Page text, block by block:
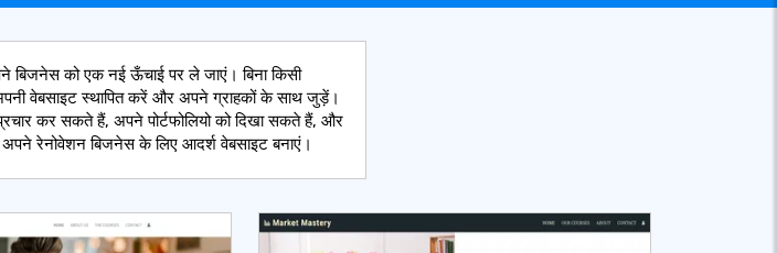
बिजनेस को एक नई ऊँचाई पर ले जाएं। बिना किसी
वेबसाइट स्थापित करें और अपने ग्राहकों के साथ जुड़ें।
कर सकते हैं, अपने पोर्टफोलियो को दिखा सकते हैं, और
रेनोवेशन बिजनेस के लिए आदर्श वेबसाइट बनाएं।